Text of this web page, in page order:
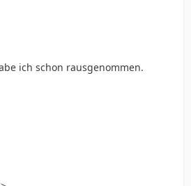
ich schon rausgenommen.